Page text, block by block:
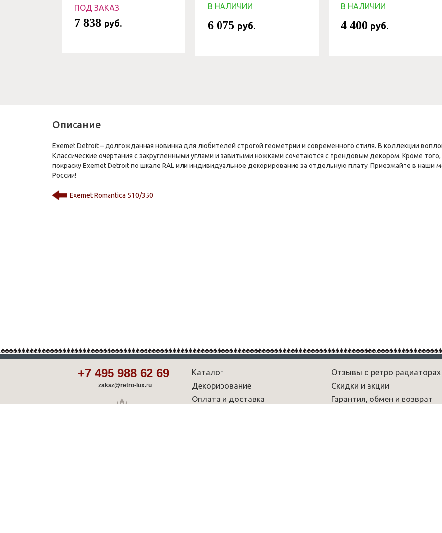
ПОД ЗАКАЗ
7 838 руб.
В НАЛИЧИИ
6 075 руб.
В НАЛИЧИИ
4 400 руб.
Описание
Exemet Detroit – долгожданная новинка для любителей строгой геометрии и современного стиля. В коллекции
Классические очертания с закругленными углами и завитыми ножками сочетаются с трендовым декором. Кроме
покраску Exemet Detroit по шкале RAL или индивидуальное декорирование за отдельную плату. Приезжайте в наши
России!
Exemet Romantica 510/350
+7 495 988 62 69
zakaz@retro-lux.ru
Каталог
Декорирование
Оплата и доставка
Отзывы о ретро радиаторах
Скидки и акции
Гарантия, обмен и возврат